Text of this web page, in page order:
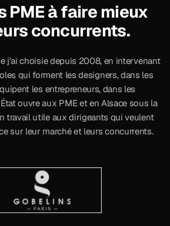
PME à faire mieux
concurrents.
j'ai choisie depuis 2008, en intervenant
qui forment les designers, dans les
les entrepreneurs, dans les
ouvre aux PME et en Alsace sous la
travail utile aux dirigeants qui veulent
sur leur marché et leurs concurrents.